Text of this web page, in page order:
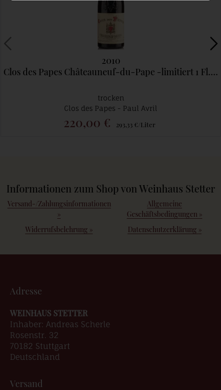
2010
Clos des Papes Châteauneuf-du-Pape -limitiert 1 Fl./Kunde
trocken
Clos des Papes - Paul Avril
220,00 € 293,33 €/Liter
Informationen zum Shop von Weinhaus Stetter
Versand-/Zahlungsinformationen
»
Allgemeine
Geschäftsbedingungen »
Widerrufsbelehrung » Datenschutzerklärung »
Adresse
WEINHAUS STETTER
Inhaber: Andreas Scherle
Rosenstr. 32
70182 Stuttgart
Deutschland
Versand